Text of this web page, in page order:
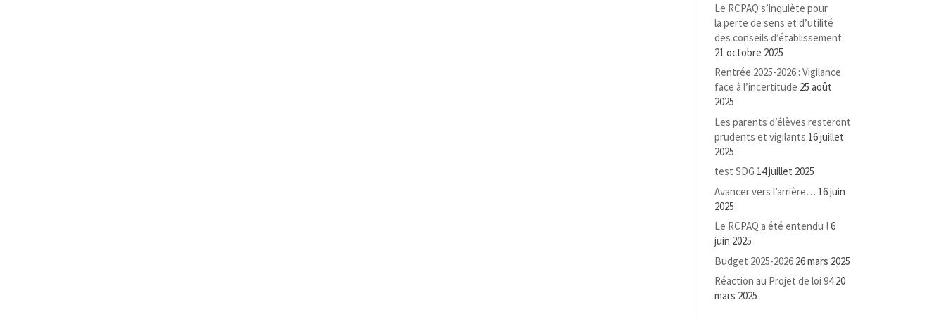
Le RCPAQ s’inquiète pour
la perte de sens et d’utilité
des conseils d’établissement
21 octobre 2025
Rentrée 2025-2026 : Vigilance
face à l’incertitude 25 août
2025
Les parents d’élèves resteront
prudents et vigilants 16 juillet
2025
test SDG 14 juillet 2025
Avancer vers l’arrière… 16 juin
2025
Le RCPAQ a été entendu ! 6
juin 2025
Budget 2025-2026 26 mars 2025
Réaction au Projet de loi 94 20
mars 2025